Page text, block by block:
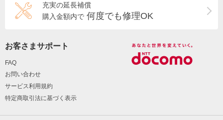
充実の延長補償
購入金額内で 何度でも修理OK
お客さまサポート
FAQ
お問い合わせ
サービス利用規約
特定商取引法に基づく表示